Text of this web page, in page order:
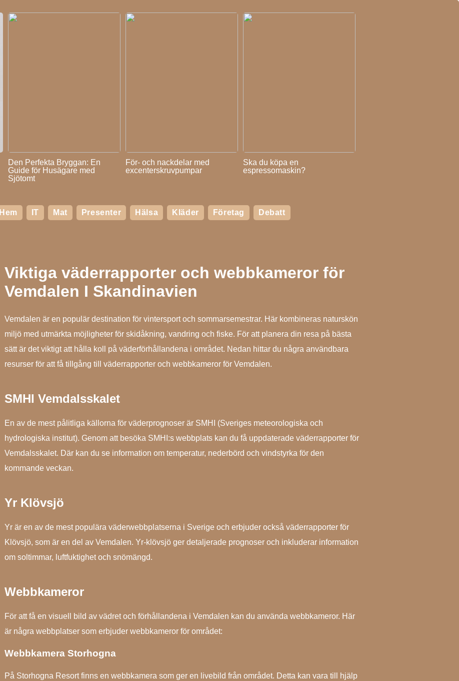
Den Perfekta Bryggan: En
Guide för Husägare med
Sjötomt
För- och nackdelar med
excenterskruvpumpar
Ska du köpa en
espressomaskin?
Hem IT Mat Presenter Hälsa Kläder Företag Debatt
Viktiga väderrapporter och webbkameror för
Vemdalen I Skandinavien
Vemdalen är en populär destination för vintersport och sommarsemestrar. Här kombineras naturskön
miljö med utmärkta möjligheter för skidåkning, vandring och fiske. För att planera din resa på bästa
sätt är det viktigt att hålla koll på väderförhållandena i området. Nedan hittar du några användbara
resurser för att få tillgång till väderrapporter och webbkameror för Vemdalen.
SMHI Vemdalsskalet
En av de mest pålitliga källorna för väderprognoser är SMHI (Sveriges meteorologiska och
hydrologiska institut). Genom att besöka SMHI:s webbplats kan du få uppdaterade väderrapporter för
Vemdalsskalet. Där kan du se information om temperatur, nederbörd och vindstyrka för den
kommande veckan.
Yr Klövsjö
Yr är en av de mest populära väderwebbplatserna i Sverige och erbjuder också väderrapporter för
Klövsjö, som är en del av Vemdalen. Yr-klövsjö ger detaljerade prognoser och inkluderar information
om soltimmar, luftfuktighet och snömängd.
Webbkameror
För att få en visuell bild av vädret och förhållandena i Vemdalen kan du använda webbkameror. Här
är några webbplatser som erbjuder webbkameror för området:
Webbkamera Storhogna
På Storhogna Resort finns en webbkamera som ger en livebild från området. Detta kan vara till hjälp